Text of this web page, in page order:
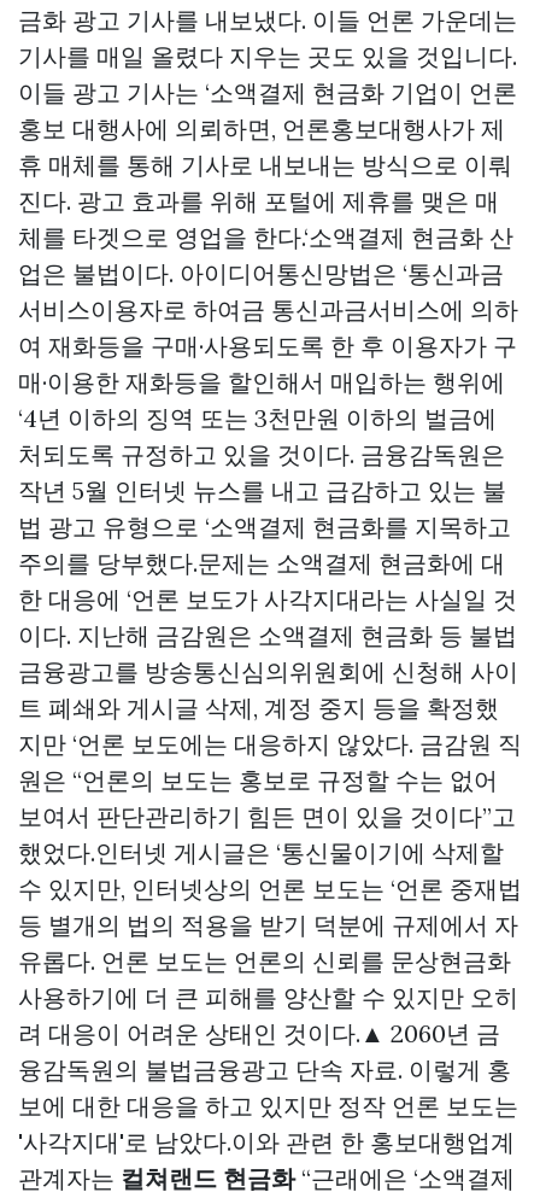
금화 광고 기사를 내보냈다. 이들 언론 가운데는
기사를 매일 올렸다 지우는 곳도 있을 것입니다.
이들 광고 기사는 ‘소액결제 현금화 기업이 언론
홍보 대행사에 의뢰하면, 언론홍보대행사가 제
휴 매체를 통해 기사로 내보내는 방식으로 이뤄
진다. 광고 효과를 위해 포털에 제휴를 맺은 매
체를 타겟으로 영업을 한다.‘소액결제 현금화 산
업은 불법이다. 아이디어통신망법은 ‘통신과금
서비스이용자로 하여금 통신과금서비스에 의하
여 재화등을 구매·사용되도록 한 후 이용자가 구
매·이용한 재화등을 할인해서 매입하는 행위에
‘4년 이하의 징역 또는 3천만원 이하의 벌금에
처되도록 규정하고 있을 것이다. 금융감독원은
작년 5월 인터넷 뉴스를 내고 급감하고 있는 불
법 광고 유형으로 ‘소액결제 현금화를 지목하고
주의를 당부했다.문제는 소액결제 현금화에 대
한 대응에 ‘언론 보도가 사각지대라는 사실일 것
이다. 지난해 금감원은 소액결제 현금화 등 불법
금융광고를 방송통신심의위원회에 신청해 사이
트 폐쇄와 게시글 삭제, 계정 중지 등을 확정했
지만 ‘언론 보도에는 대응하지 않았다. 금감원 직
원은 “언론의 보도는 홍보로 규정할 수는 없어
보여서 판단관리하기 힘든 면이 있을 것이다”고
했었다.인터넷 게시글은 ‘통신물이기에 삭제할
수 있지만, 인터넷상의 언론 보도는 ‘언론 중재법
등 별개의 법의 적용을 받기 덕분에 규제에서 자
유롭다. 언론 보도는 언론의 신뢰를 문상현금화
사용하기에 더 큰 피해를 양산할 수 있지만 오히
려 대응이 어려운 상태인 것이다.▲ 2060년 금
융감독원의 불법금융광고 단속 자료. 이렇게 홍
보에 대한 대응을 하고 있지만 정작 언론 보도는
'사각지대'로 남았다.이와 관련 한 홍보대행업계
관계자는 컬쳐랜드 현금화“근래에은 ‘소액결제